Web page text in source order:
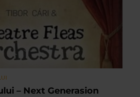
– Next Generasion